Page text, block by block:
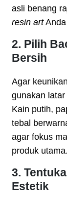
asli benang
resin artAnda
2. Pilih
Bersih
Agar
gunakan
Kain putih,
tebal
agar fokus
produk utama.
3.
Estetik